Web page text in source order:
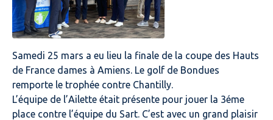
Samedi 25 mars a eu lieu la finale de la coupe des Hauts
de France dames à Amiens. Le golf de Bondues
remporte le trophée contre Chantilly.
L’équipe de l’Ailette était présente pour jouer la 3éme
place contre l’équipe du Sart. C’est avec un grand plaisir